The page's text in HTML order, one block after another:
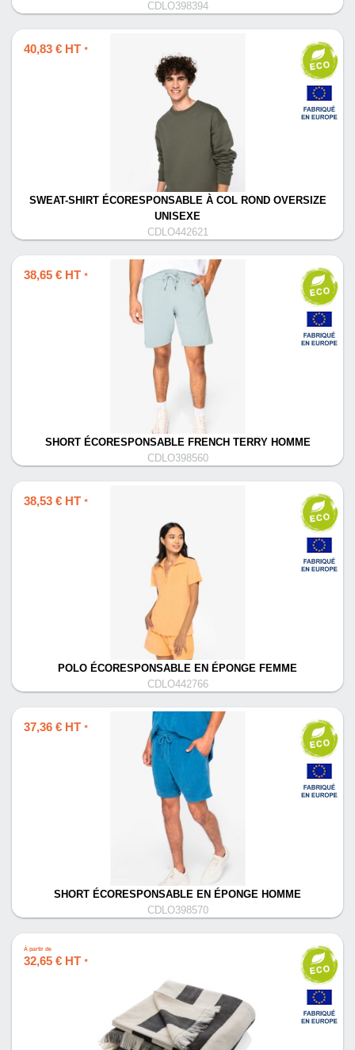
CDLO398394
40,83 € HT *
SWEAT-SHIRT ÉCORESPONSABLE À COL ROND OVERSIZE
UNISEXE
CDLO442621
38,65 € HT *
SHORT ÉCORESPONSABLE FRENCH TERRY HOMME
CDLO398560
38,53 € HT *
POLO ÉCORESPONSABLE EN ÉPONGE FEMME
CDLO442766
37,36 € HT *
SHORT ÉCORESPONSABLE EN ÉPONGE HOMME
CDLO398570
À partir de
32,65 € HT *